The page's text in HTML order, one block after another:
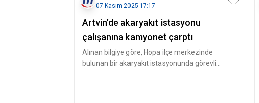
07 Kasım 2025 17:17
Artvin’de akaryakıt istasyonu
çalışanına kamyonet çarptı
Alınan bilgiye göre, Hopa ilçe merkezinde
bulunan bir akaryakıt istasyonunda görevli